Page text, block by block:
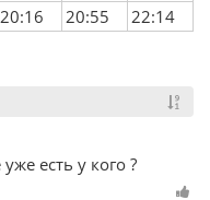
20:16 20:55 22:14
есть у кого ?